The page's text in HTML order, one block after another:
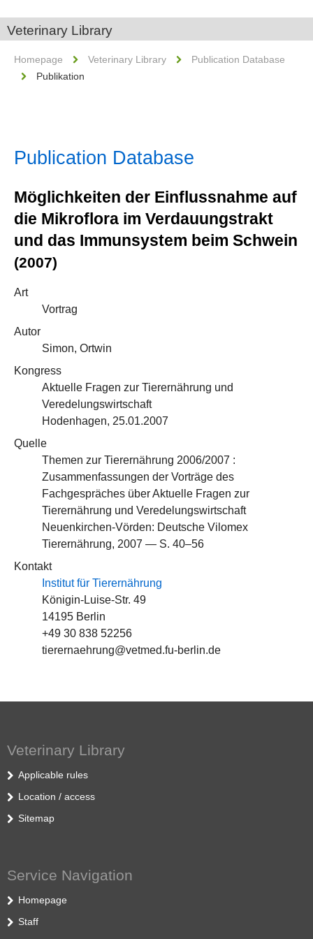
Veterinary Library
Homepage Veterinary Library
Publication Database
Publikation
Publication Database
Möglichkeiten der Einflussnahme auf
die Mikroflora im Verdauungstrakt
und das Immunsystem beim Schwein
(2007)
Art
Vortrag
Autor
Simon, Ortwin
Kongress
Aktuelle Fragen zur Tierernährung und
Veredelungswirtschaft
Hodenhagen, 25.01.2007
Quelle
Themen zur Tierernährung 2006/2007 :
Zusammenfassungen der Vorträge des
Fachgespräches über Aktuelle Fragen zur
Tierernährung und Veredelungswirtschaft
Neuenkirchen-Vörden: Deutsche Vilomex
Tierernährung, 2007 — S. 40–56
Kontakt
Institut für Tierernährung
Königin-Luise-Str. 49
14195 Berlin
+49 30 838 52256
tierernaehrung@vetmed.fu-berlin.de
Veterinary Library
Applicable rules
Location / access
Sitemap
Service Navigation
Homepage
Staff